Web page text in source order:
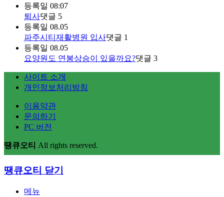
등록일 08:07
퇴사댓글 5
등록일 08.05
파주시티재활병원 입사댓글 1
등록일 08.05
요양원도 연봉상승이 있을까요?댓글 3
사이트 소개
개인정보처리방침
이용약관
문의하기
PC 버전
땡큐오티 All rights reserved.
땡큐오티 닫기
메뉴